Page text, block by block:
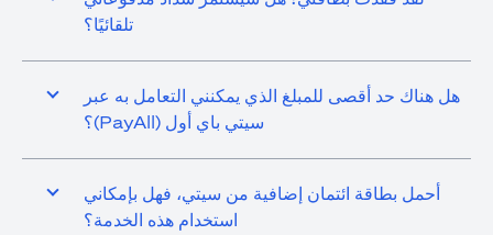
تلقائيًا؟
هل هناك حد أقصى للمبلغ الذي يمكنني التعامل به عبر
سيتي باي أول (PayAll)؟
أحمل بطاقة ائتمان إضافية من سيتي، فهل بإمكاني
استخدام هذه الخدمة؟